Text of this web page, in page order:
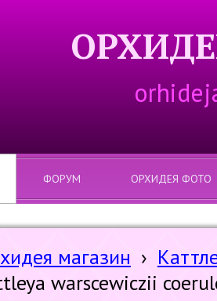
ФОРУМ ОРХИДЕЯ ФОТО
магазин ›
warscewiczii